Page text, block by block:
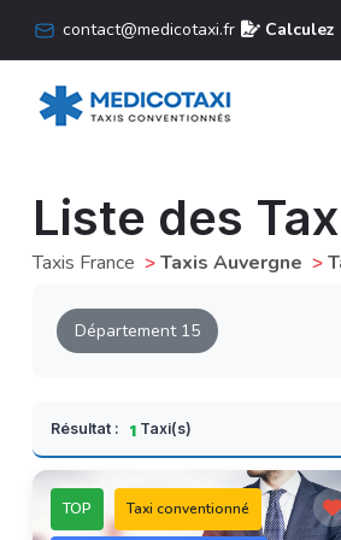
contact@medicotaxi.fr Calculez
Liste des
Taxis France >Taxis Auvergne >
Département 15
Résultat : 1 Taxi(s)
TOP Taxi conventionné